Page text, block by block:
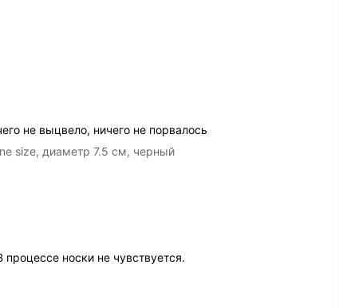
не выцвело, ничего не порвалось
size, диаметр 7.5 см, черный
носки не чувствуется.